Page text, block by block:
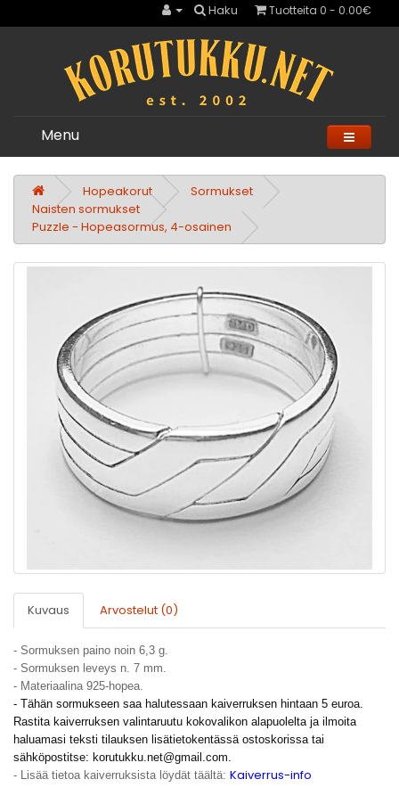
Haku Tuotteita 0 - 0.00€
Menu
Hopeakorut
Sormukset
Naisten sormukset
Puzzle - Hopeasormus, 4-osainen
Kuvaus Arvostelut (0)
- Sormuksen paino noin 6,3 g.
- Sormuksen leveys n. 7 mm.
- Materiaalina 925-hopea.
- Tähän sormukseen saa halutessaan kaiverruksen hintaan 5 euroa.
Rastita kaiverruksen valintaruutu kokovalikon alapuolelta ja ilmoita
haluamasi teksti tilauksen lisätietokentässä ostoskorissa tai
sähköpostitse: korutukku.net@gmail.com.
- Lisää tietoa kaiverruksista löydät täältä: Kaiverrus-info